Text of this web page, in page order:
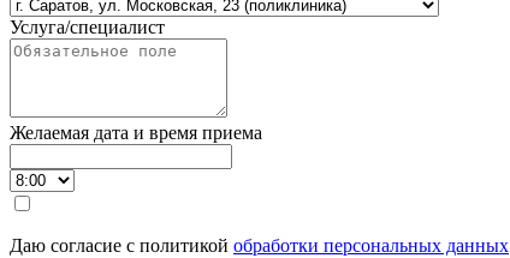
Услуга/специалист
Желаемая дата и время приема
Даю согласие с политикой обработки персональных данных